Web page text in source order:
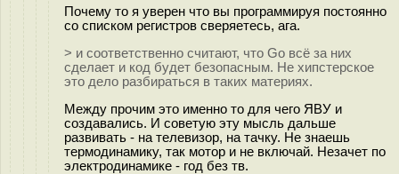
Почему то я уверен что вы программируя постоянно
со списком регистров сверяетесь, ага.
> и соответственно считают, что Go всё за них
сделает и код будет безопасным. Не хипстерское
это дело разбираться в таких материях.
Между прочим это именно то для чего ЯВУ и
создавались. И советую эту мысль дальше
развивать - на телевизор, на тачку. Не знаешь
термодинамику, так мотор и не включай. Незачет по
электродинамике - год без тв.